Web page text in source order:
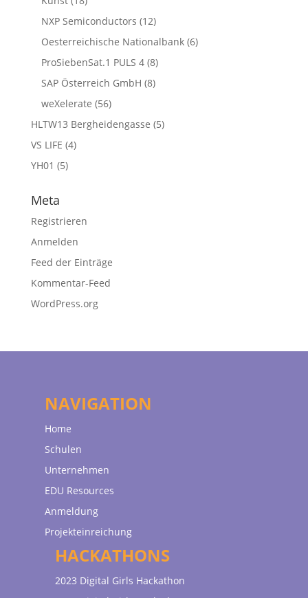
NXP Semiconductors (12)
Oesterreichische Nationalbank(6)
ProSiebenSat.1 PULS 4(8)
SAP Österreich GmbH (8)
weXelerate (56)
HLTW13 Bergheidengasse (5)
VS LIFE (4)
YH01 (5)
Meta
Registrieren
Anmelden
Feed der Einträge
Kommentar-Feed
WordPress.org
NAVIGATION
Home
Schulen
Unternehmen
EDU Resources
Anmeldung
Projekteinreichung
HACKATHONS
2023 Digital Girls Hackathon